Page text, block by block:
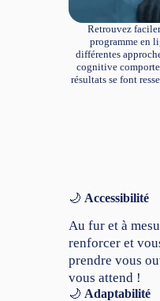
Retrouvez
programme en
différentes
cognitive
résultats se font
🌙 Accessibilité
Au fur et à
renforcer et
prendre vous
vous attend !
🌙 Adaptabilité